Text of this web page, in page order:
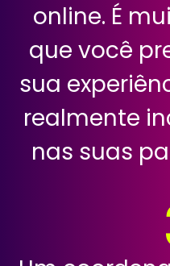
online. É
que você
sua
realmente
nas suas